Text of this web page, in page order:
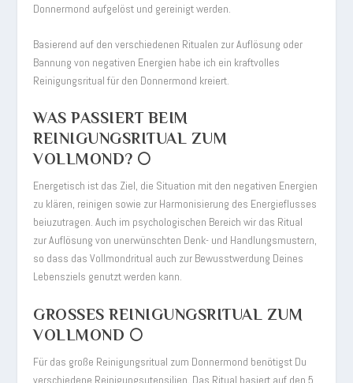
Donnermond aufgelöst und gereinigt werden.
Basierend auf den verschiedenen Ritualen zur Auflösung oder
Bannung von negativen Energien habe ich ein kraftvolles
Reinigungsritual für den Donnermond kreiert.
WAS PASSIERT BEIM
REINIGUNGSRITUAL ZUM
VOLLMOND? 🌕
Energetisch ist das Ziel, die Situation mit den negativen Energien
zu klären, reinigen sowie zur Harmonisierung des Energieflusses
beiuzutragen. Auch im psychologischen Bereich wir das Ritual
zur Auflösung von unerwünschten Denk- und Handlungsmustern,
so dass das Vollmondritual auch zur Bewusstwerdung Deines
Lebensziels genutzt werden kann.
GROSSES REINIGUNGSRITUAL ZUM V
OLLMOND 🌕
Für das große Reinigungsritual zum Donnermond benötigst Du
verschiedene Reinigungsutensilien. Das Ritual basiert auf den 5